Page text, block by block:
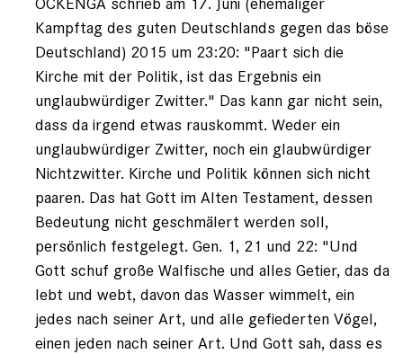
Kampftag des guten Deutschlands gegen das böse
Deutschland) 2015 um 23:20: "Paart sich die
Kirche mit der Politik, ist das Ergebnis ein
unglaubwürdiger Zwitter." Das kann gar nicht sein,
dass da irgend etwas rauskommt. Weder ein
unglaubwürdiger Zwitter, noch ein glaubwürdiger
Nichtzwitter. Kirche und Politik können sich nicht
paaren. Das hat Gott im Alten Testament, dessen
Bedeutung nicht geschmälert werden soll,
persönlich festgelegt. Gen. 1, 21 und 22: "Und
Gott schuf große Walfische und alles Getier, das da
lebt und webt, davon das Wasser wimmelt, ein
jedes nach seiner Art, und alle gefiederten Vögel,
einen jeden nach seiner Art. Und Gott sah, dass es